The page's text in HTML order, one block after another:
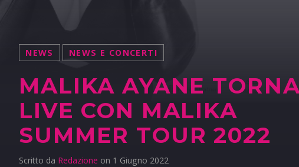
NEWS NEWS E CONCERTI
MALIKA AYANE
LIVE CON MALIKA
SUMMER TOUR 2022
Scritto da Redazione on 1 Giugno 2022